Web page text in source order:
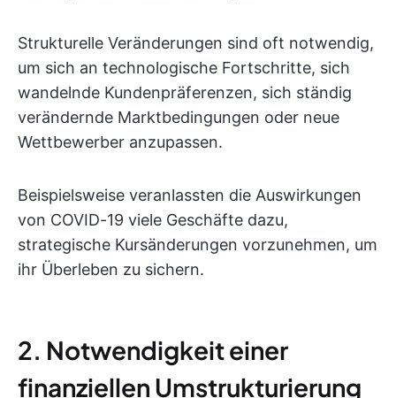
Strukturelle Veränderungen sind oft notwendig,
um sich an technologische Fortschritte, sich
wandelnde Kundenpräferenzen, sich ständig
verändernde Marktbedingungen oder neue
Wettbewerber anzupassen.
Beispielsweise veranlassten die Auswirkungen
von COVID-19 viele Geschäfte dazu,
strategische Kursänderungen vorzunehmen, um
ihr Überleben zu sichern.
2. Notwendigkeit einer
finanziellen Umstrukturierung